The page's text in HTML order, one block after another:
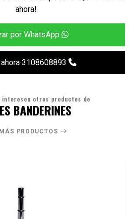
ahora!
por WhatsApp
3108608893
interesen otros productos de
BANDERINES
PRODUCTOS